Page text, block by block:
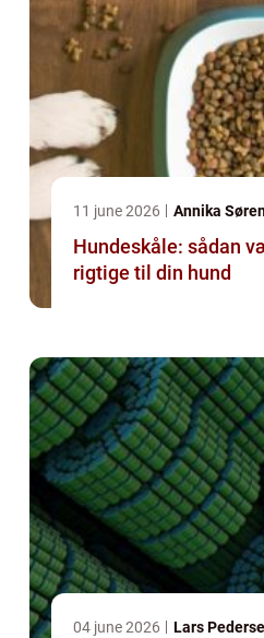
11 june 2026 Annika
Hundeskåle: sådan
rigtige til din hund
04 june 2026 Lars